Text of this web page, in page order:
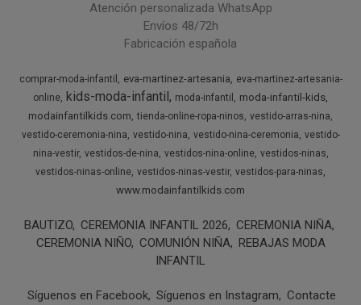
Atención personalizada WhatsApp
Envíos 48/72h
Fabricación española
comprar-moda-infantil eva-martinez-artesania
eva-martinez-artesania-
online kids-moda-infantil moda-infantil
moda-infantil-kids
modainfantilkids.com tienda-online-ropa-ninos vestido-arras-nina
vestido-ceremonia-nina vestido-nina vestido-nina-ceremonia vestido-
nina-vestir vestidos-de-nina vestidos-nina-online vestidos-ninas
vestidos-ninas-online vestidos-ninas-vestir vestidos-para-ninas
www.modainfantilkids.com
BAUTIZO CEREMONIA INFANTIL 2026
CEREMONIA NIÑA
CEREMONIA NIÑO COMUNIÓN NIÑA REBAJAS MODA
INFANTIL
Síguenos en Facebook Síguenos en Instagram Contacte